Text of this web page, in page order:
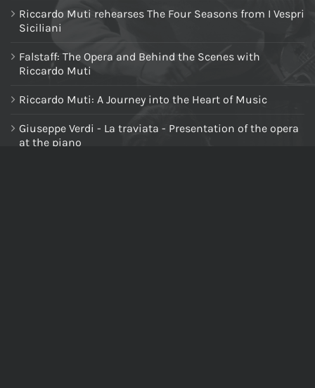
Riccardo Muti rehearses The Four Seasons from I Vespri
Siciliani
Falstaff: The Opera and Behind the Scenes with
Riccardo Muti
Riccardo Muti: A Journey into the Heart of Music
Giuseppe Verdi - La traviata - Presentation of the opera
at the piano